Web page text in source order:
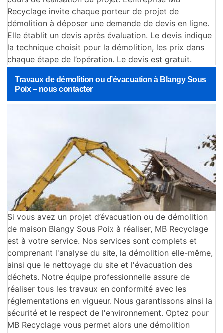
Recyclage invite chaque porteur de projet de
démolition à déposer une demande de devis en ligne.
Elle établit un devis après évaluation. Le devis indique
la technique choisit pour la démolition, les prix dans
chaque étape de l’opération. Le devis est gratuit.
Travaux de démolition ou d’évacuation à Blangy Sous
Poix – nous contacter
Si vous avez un projet d’évacuation ou de démolition
de maison Blangy Sous Poix à réaliser, MB Recyclage
est à votre service. Nos services sont complets et
comprenant l'analyse du site, la démolition elle-même,
ainsi que le nettoyage du site et l'évacuation des
déchets. Notre équipe professionnelle assure de
réaliser tous les travaux en conformité avec les
réglementations en vigueur. Nous garantissons ainsi la
sécurité et le respect de l'environnement. Optez pour
MB Recyclage vous permet alors une démolition